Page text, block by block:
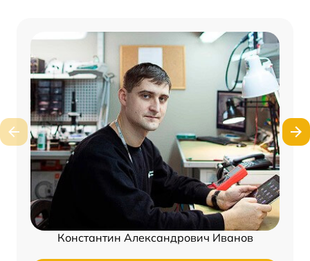
Константин Александрович Иванов